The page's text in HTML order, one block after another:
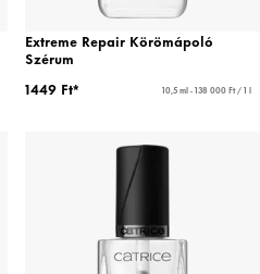
Extreme Repair Körömápoló
Szérum
1449 Ft*
10,5 ml - 138 000 Ft / 1 l